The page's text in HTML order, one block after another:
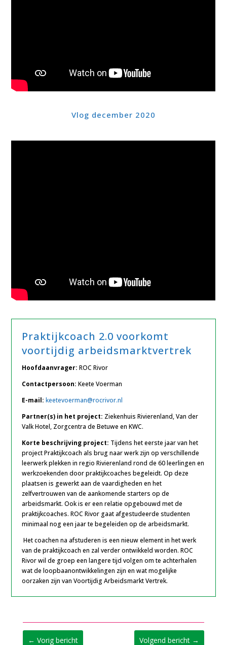
Vlog december 2020
Praktijkcoach 2.0 voorkomt
voortijdig arbeidsmarktvertrek
Hoofdaanvrager: ROC Rivor
Contactpersoon: Keete Voerman
E-mail:keetevoerman@rocrivor.nl
Partner(s) in het project: Ziekenhuis Rivierenland, Van der
Valk Hotel, Zorgcentra de Betuwe en KWC.
Korte beschrijving project: Tijdens het eerste jaar van het
project Praktijkcoach als brug naar werk zijn op verschillende
leerwerk plekken in regio Rivierenland rond de 60 leerlingen en
werkzoekenden door praktijkcoaches begeleidt. Op deze
plaatsen is gewerkt aan de vaardigheden en het
zelfvertrouwen van de aankomende starters op de
arbeidsmarkt. Ook is er een relatie opgebouwd met de
praktijkcoaches. ROC Rivor gaat afgestudeerde studenten
minimaal nog een jaar te begeleiden op de arbeidsmarkt.
Het coachen na afstuderen is een nieuw element in het werk
van de praktijkcoach en zal verder ontwikkeld worden. ROC
Rivor wil de groep een langere tijd volgen om te achterhalen
wat de loopbaanontwikkelingen zijn en wat mogelijke
oorzaken zijn van Voortijdig Arbeidsmarkt Vertrek.
← Vorig bericht Volgend bericht →